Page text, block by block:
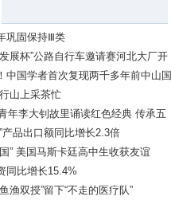
巩固保持Ⅲ类
展杯”公路自行车邀请赛河北大厂开
中国学者首次复现两千多年前中山国
山上采茶忙
年李大钊故里诵读红色经典 传承五
产品出口额同比增长2.3倍
” 美国马斯卡廷高中生收获友谊
同比增长15.4%
渔双授”留下“不走的医疗队”